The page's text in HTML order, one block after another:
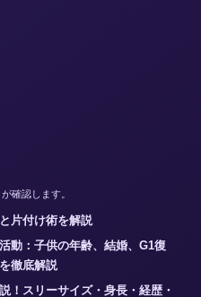
確認します。
片付け術を解説
動：子供の年齢、結婚、G1復
徹底解説
！スリーサイズ・身長・経歴・